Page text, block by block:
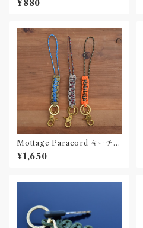
¥880
Mottage Paracord キーチェ
ーン 003
¥1,650